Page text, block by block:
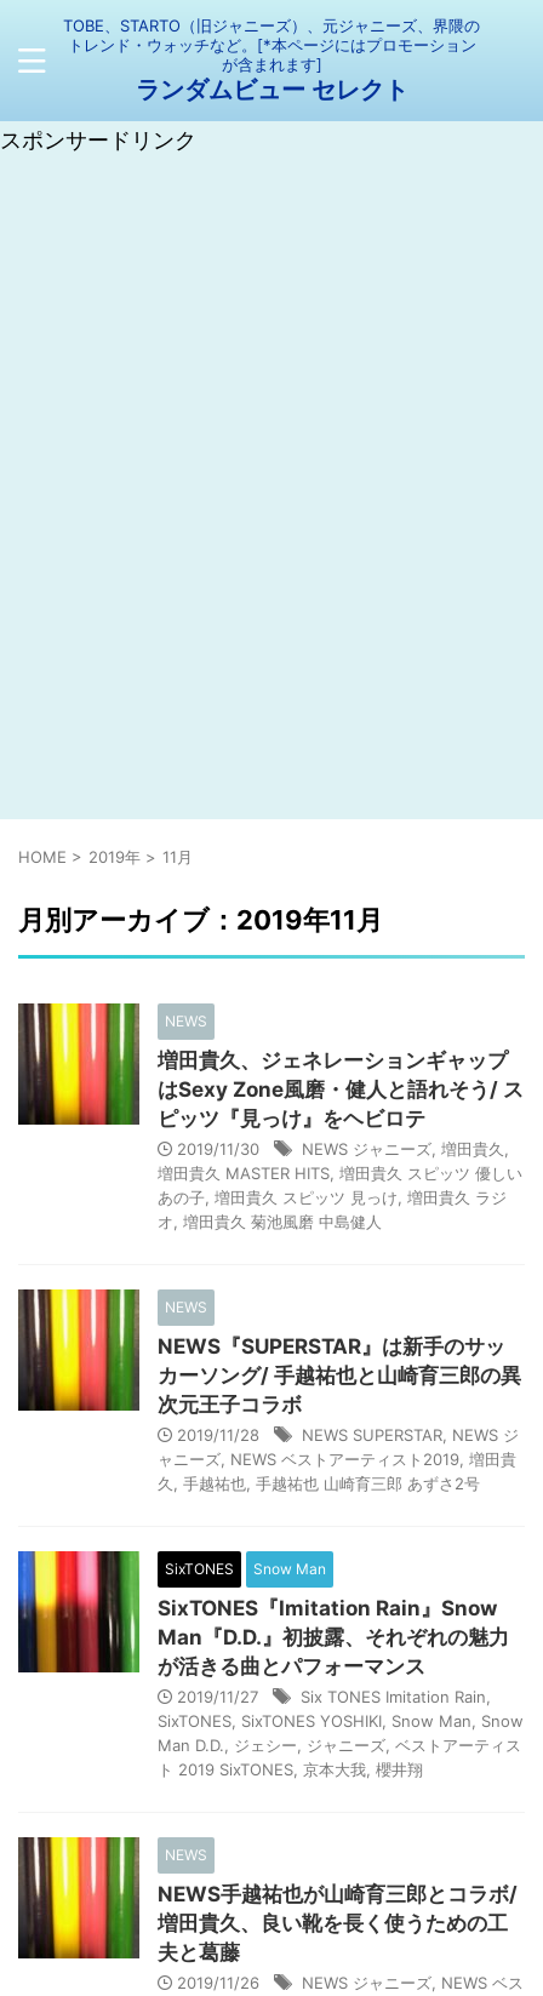
TOBE、STARTO（旧ジャニーズ）、元ジャニーズ、界隈の
トレンド・ウォッチなど。[*本ページにはプロモーション
が含まれます]
ランダムビュー セレクト
スポンサードリンク
HOME > 2019年 > 11月
月別アーカイブ：2019年11月
NEWS
増田貴久、ジェネレーションギャップ
はSexy Zone風磨・健人と語れそう/ ス
ピッツ『見っけ』をヘビロテ
2019/11/30 NEWS ジャニーズ 増田貴久
増田貴久 MASTER HITS 増田貴久 スピッツ 優しい
あの子 増田貴久 スピッツ 見っけ 増田貴久 ラジ
オ 増田貴久 菊池風磨 中島健人
NEWS
NEWS『SUPERSTAR』は新手のサッ
カーソング/ 手越祐也と山崎育三郎の異
次元王子コラボ
2019/11/28 NEWS SUPERSTAR NEWS ジ
ャニーズ NEWS ベストアーティスト2019 増田貴
久
手越祐也 手越祐也 山崎育三郎 あずさ2号
SixTONES Snow Man
SixTONES『Imitation Rain』Snow
Man『D.D.』初披露、それぞれの魅力
が活きる曲とパフォーマンス
2019/11/27 Six TONES Imitation Rain
SixTONES SixTONES YOSHIKI Snow Man
Snow
Man D.D.
ジェシー ジャニーズ ベストアーティス
ト 2019 SixTONES 京本大我 櫻井翔
NEWS
NEWS手越祐也が山崎育三郎とコラボ/
増田貴久、良い靴を長く使うための工
夫と葛藤
2019/11/26 NEWS ジャニーズ NEWS ベス